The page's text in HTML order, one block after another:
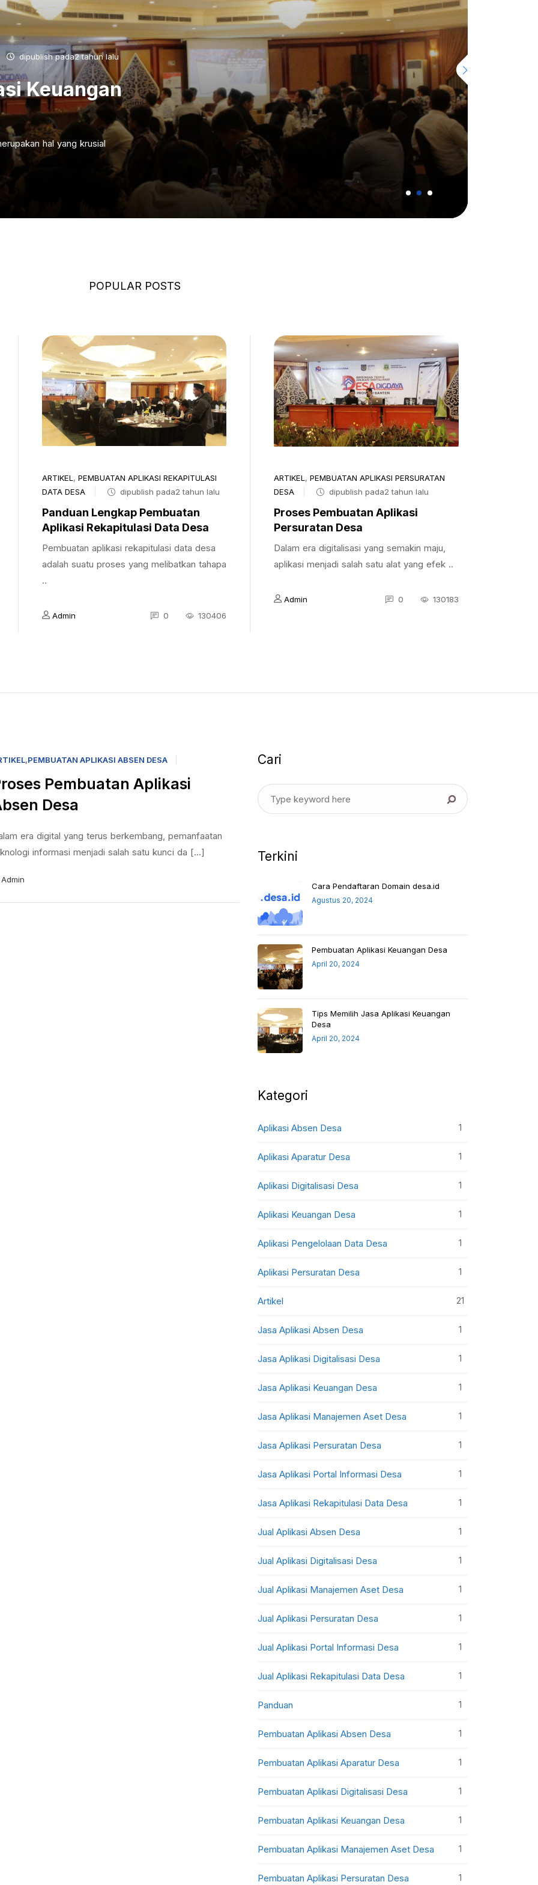
dipublish pada2 tahun lalu
Keuangan
hal yang krusial
POPULAR POSTS
ARTIKEL , PEMBUATAN APLIKASI REKAPITULASI
DATA DESA
dipublish pada2 tahun lalu
Panduan Lengkap Pembuatan
Aplikasi Rekapitulasi Data Desa
Pembuatan aplikasi rekapitulasi data desa
adalah suatu proses yang melibatkan tahapa
..
Admin 0 130406
ARTIKEL , PEMBUATAN APLIKASI PERSURATAN
DESA
dipublish pada2 tahun lalu
Proses Pembuatan Aplikasi
Persuratan Desa
Dalam era digitalisasi yang semakin maju,
aplikasi menjadi salah satu alat yang efek ..
Admin 0 130183
,PEMBUATAN APLIKASI ABSEN DESA
Pembuatan Aplikasi
Desa
era digital yang terus berkembang, pemanfaatan
informasi menjadi salah satu kunci da [...]
Admin
Cari
Terkini
Cara Pendaftaran Domain desa.id
Agustus 20, 2024
Pembuatan Aplikasi Keuangan Desa
April 20, 2024
Tips Memilih Jasa Aplikasi Keuangan
Desa
April 20, 2024
Kategori
Aplikasi Absen Desa 1
Aplikasi Aparatur Desa 1
Aplikasi Digitalisasi Desa 1
Aplikasi Keuangan Desa 1
Aplikasi Pengelolaan Data Desa 1
Aplikasi Persuratan Desa 1
Artikel 21
Jasa Aplikasi Absen Desa 1
Jasa Aplikasi Digitalisasi Desa 1
Jasa Aplikasi Keuangan Desa 1
Jasa Aplikasi Manajemen Aset Desa 1
Jasa Aplikasi Persuratan Desa 1
Jasa Aplikasi Portal Informasi Desa 1
Jasa Aplikasi Rekapitulasi Data Desa 1
Jual Aplikasi Absen Desa 1
Jual Aplikasi Digitalisasi Desa 1
Jual Aplikasi Manajemen Aset Desa 1
Jual Aplikasi Persuratan Desa 1
Jual Aplikasi Portal Informasi Desa 1
Jual Aplikasi Rekapitulasi Data Desa 1
Panduan 1
Pembuatan Aplikasi Absen Desa 1
Pembuatan Aplikasi Aparatur Desa 1
Pembuatan Aplikasi Digitalisasi Desa 1
Pembuatan Aplikasi Keuangan Desa 1
Pembuatan Aplikasi Manajemen Aset Desa 1
Pembuatan Aplikasi Persuratan Desa 1